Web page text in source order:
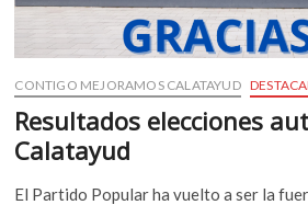
Universitario
CONTIGO MEJORAMOS CALATAYUD
Resultados elecciones
Calatayud
El Partido Popular ha vuelto a ser la